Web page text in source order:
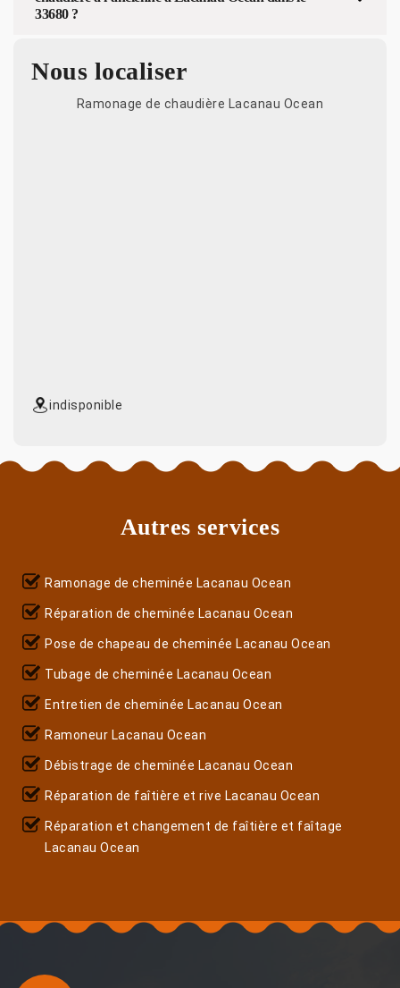
33680 ?
Nous localiser
Ramonage de chaudière Lacanau Ocean
indisponible
Autres services
Ramonage de cheminée Lacanau Ocean
Réparation de cheminée Lacanau Ocean
Pose de chapeau de cheminée Lacanau Ocean
Tubage de cheminée Lacanau Ocean
Entretien de cheminée Lacanau Ocean
Ramoneur Lacanau Ocean
Débistrage de cheminée Lacanau Ocean
Réparation de faîtière et rive Lacanau Ocean
Réparation et changement de faîtière et faîtage
Lacanau Ocean